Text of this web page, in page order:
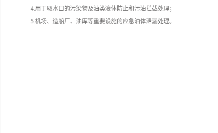
4.用于取水口的污染物及油类液体防止和污油拦截处理；
5.机场、造船厂、油库等重要设施的应急油体泄漏处理。